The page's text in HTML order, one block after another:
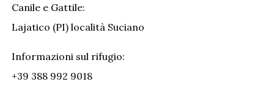
Canile e Gattile:
Lajatico (PI) località Suciano
Informazioni sul rifugio:
+39 388 992 9018